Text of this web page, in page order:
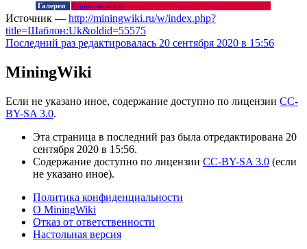
Галереи
Горноспасатели
Источник — http://miningwiki.ru/w/index.php?
title=Шаблон:Uk&oldid=55575
Последний раз редактировалась 20 сентября 2020 в 15:56
MiningWiki
Если не указано иное, содержание доступно по лицензии CC-
BY-SA 3.0.
Эта страница в последний раз была отредактирована 20
сентября 2020 в 15:56.
Содержание доступно по лицензии CC-BY-SA 3.0 (если
не указано иное).
Политика конфиденциальности
О MiningWiki
Отказ от ответственности
Настольная версия